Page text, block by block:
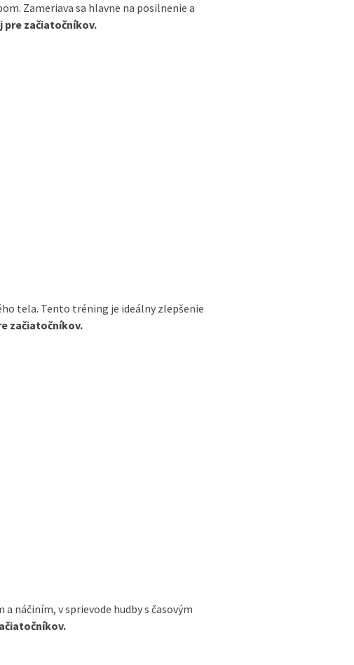
Zameriava sa hlavne na posilnenie a
pre začiatočníkov.
tela. Tento tréning je ideálny zlepšenie
začiatočníkov.
náčiním, v sprievode hudby s časovým